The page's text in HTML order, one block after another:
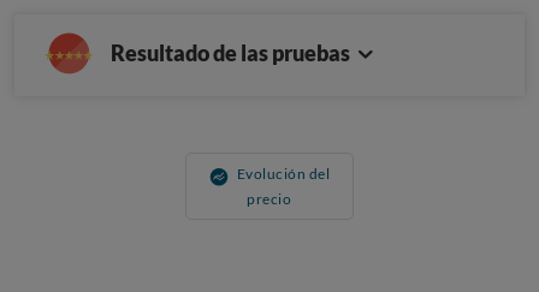
Resultado de las pruebas
Evolución del
precio